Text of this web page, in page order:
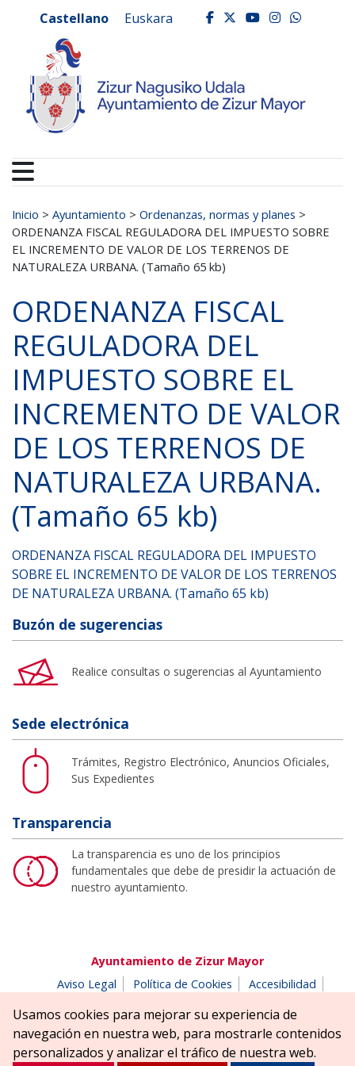
Ayuntamiento de
Castellano Euskara facebook
twitter
youtube
Buscar:
Inicio > Ayuntamiento > Ordenanzas, normas y planes >
ORDENANZA FISCAL REGULADORA DEL IMPUESTO SOBRE
EL INCREMENTO DE VALOR DE LOS TERRENOS DE
NATURALEZA URBANA. (Tamaño 65 kb)
ORDENANZA FISCAL
REGULADORA DEL
IMPUESTO SOBRE EL
INCREMENTO DE VALOR
DE LOS TERRENOS DE
NATURALEZA URBANA.
(Tamaño 65 kb)
ORDENANZA FISCAL REGULADORA DEL IMPUESTO
SOBRE EL INCREMENTO DE VALOR DE LOS TERRENOS
DE NATURALEZA URBANA. (Tamaño 65 kb)
Buzón de sugerencias
Realice consultas o sugerencias al Ayuntamiento
Sede electrónica
Trámites, Registro Electrónico, Anuncios Oficiales,
Sus Expedientes
Transparencia
La transparencia es uno de los principios
fundamentales que debe de presidir la actuación de
nuestro ayuntamiento.
Ayuntamiento de Zizur Mayor
Aviso Legal
Política de Cookies
Accesibilidad
Parque Erreniega parkea, s/n | 31180 Zizur Mayor-Zizur
Nagusia (NAVARRA-NAFARROA)
Tel. 948 181900
ayuntamiento@zizurmayor.es
Usamos cookies para mejorar su experiencia de
navegación en nuestra web, para mostrarle contenidos
personalizados y analizar el tráfico de nuestra web.